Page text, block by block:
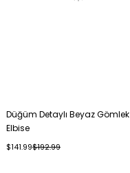
Düğüm Detaylı Beyaz Gömlek
Elbise
$141.99$192.99